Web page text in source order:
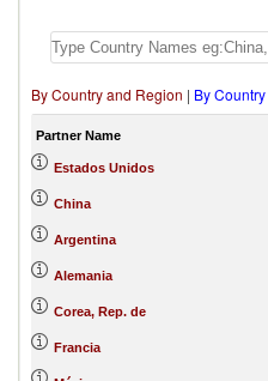
By Country and Region | By Country
Partner Name
Estados Unidos
China
Argentina
Alemania
Corea, Rep. de
Francia